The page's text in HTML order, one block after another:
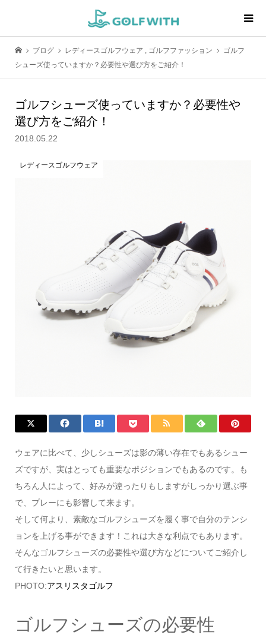
ブログ レディースゴルフウェア , ゴルフファッション
ゴルフ
シューズ使っていますか？必要性や選び方をご紹介！
ゴルフシューズ使っていますか？必要性や
選び方をご紹介！
2018.05.22
レディースゴルフウェア
ウェアに比べて、少しシューズは影の薄い存在でもあるシュー
ズですが、実はとっても重要なポジションでもあるのです。も
ちろん人によって、好みが違ったりもしますがしっかり選ぶ事
で、プレーにも影響して来ます。
そして何より、素敵なゴルフシューズを履く事で自分のテンシ
ョンを上げる事ができます！これは大きな利点でもあります。
そんなゴルフシューズの必要性や選び方などについてご紹介し
て行きたいと思います。
PHOTO:アスリスタゴルフ
ゴルフシューズの必要性